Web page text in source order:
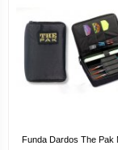
Funda Dardos The Pak